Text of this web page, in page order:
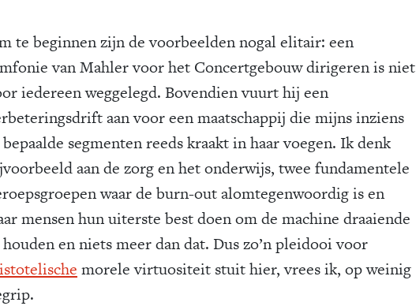
te beginnen zijn de voorbeelden nogal elitair: een
van Mahler voor het Concertgebouw dirigeren is niet
iedereen weggelegd. Bovendien vuurt hij een
aan voor een maatschappij die mijns inziens
segmenten reeds kraakt in haar voegen. Ik denk
aan de zorg en het onderwijs, twee fundamentele
waar de burn-out alomtegenwoordig is en
mensen hun uiterste best doen om de machine draaiende
en niets meer dan dat. Dus zo’n pleidooi voor
morele virtuositeit stuit hier, vrees ik, op weinig